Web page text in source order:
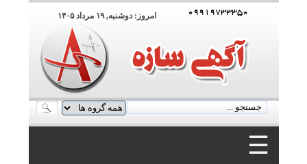
امروز: دوشنبه, ۱۹ مرداد ۱۴۰۵
☰
۰۹۹۱۹۷۳۳۳۵۰